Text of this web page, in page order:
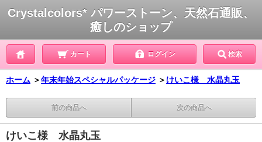
Crystalcolors* パワーストーン、天然石通販、
癒しのショップ
カート ログイン 検索
ホーム ＞年末年始スペシャルパッケージ ＞ けいこ様 水晶丸玉
前の商品へ 次の商品へ
けいこ様 水晶丸玉